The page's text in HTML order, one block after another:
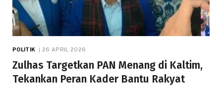
POLITIK 26 APRIL 2026
Zulhas Targetkan PAN Menang di Kaltim,
Tekankan Peran Kader Bantu Rakyat